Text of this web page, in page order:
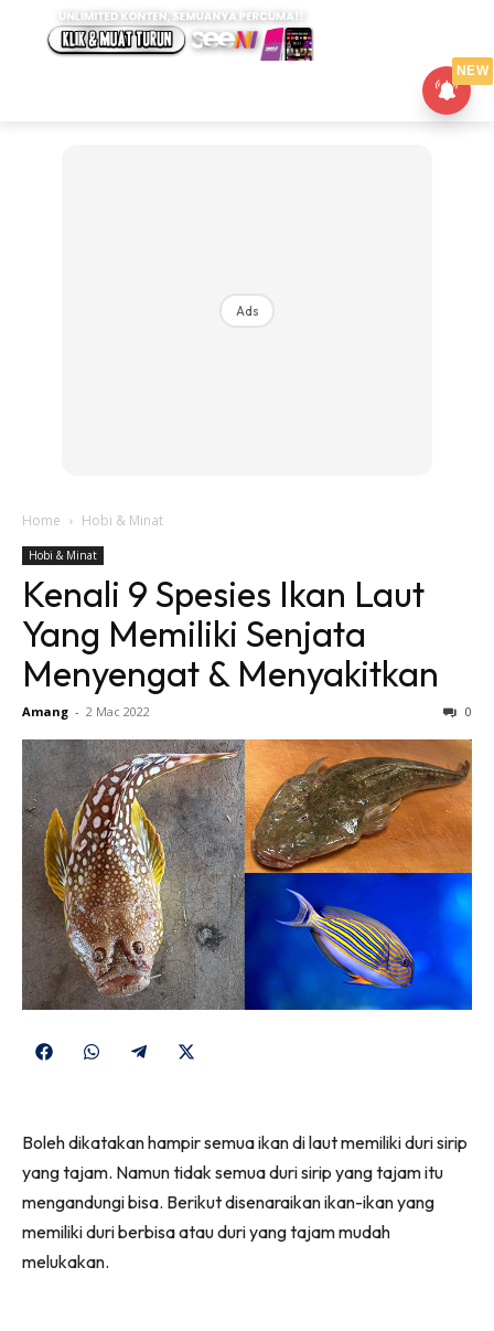
Ads
Home Hobi & Minat
Hobi & Minat
Kenali 9 Spesies Ikan Laut
Yang Memiliki Senjata
Menyengat & Menyakitkan
Amang - 2 Mac 2022 0
Share
Share
Share
(Twitter)
Boleh dikatakan hampir semua ikan di laut memiliki duri sirip
yang tajam. Namun tidak semua duri sirip yang tajam itu
mengandungi bisa. Berikut disenaraikan ikan-ikan yang
memiliki duri berbisa atau duri yang tajam mudah
melukakan.
NEW